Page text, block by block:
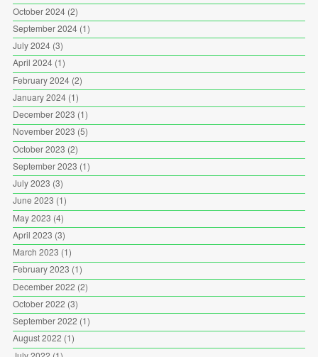
October 2024(2)
September 2024(1)
July 2024(3)
April 2024(1)
February 2024(2)
January 2024(1)
December 2023 (1)
November 2023 (5)
October 2023 (2)
September 2023 (1)
July 2023 (3)
June 2023 (1)
May 2023 (4)
April 2023 (3)
March 2023 (1)
February 2023 (1)
December 2022 (2)
October 2022 (3)
September 2022 (1)
August 2022 (1)